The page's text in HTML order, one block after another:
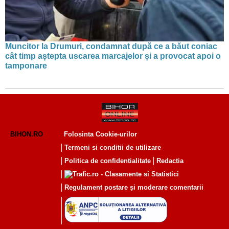
Muncitor la Drumuri, condamnat după ce a băut coniac
cât timp aștepta uscarea marcajelor și a provocat apoi o
tamponare
BIHON.RO
Folosinta Cookie-urilor
Termeni si conditii de utilizare
Politica de confidentialitate
Redactia
Regulament postare și moderare comentarii